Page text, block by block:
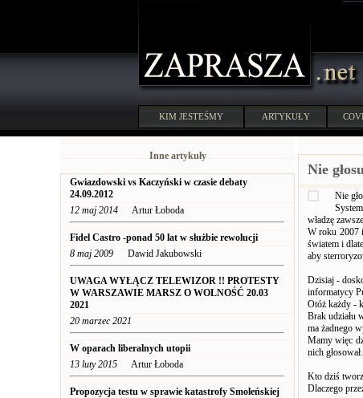
KIM JESTEŚMY ARTYKUŁY
Inne artykuły
Gwiazdowski vs Kaczyński w czasie debaty
24.09.2012
12 maj 2014 Artur Łoboda
Fidel Castro -ponad 50 lat w służbie rewolucji
8 maj 2009 Dawid Jakubowski
UWAGA WYŁĄCZ TELEWIZOR !! PROTESTY
W WARSZAWIE MARSZ O WOLNOŚĆ 20.03
2021
20 marzec 2021
W oparach liberalnych utopii
13 luty 2015 Artur Łoboda
Propozycja testu w sprawie katastrofy Smoleńskiej
Nie
Nie
władzę
W roku 2007
światem i
aby
Dzisiaj -
informatycy
Otóż każdy -
Brak udziału
ma żadnego
Mamy więc
nich głosował.
Kto dziś
Dlaczego